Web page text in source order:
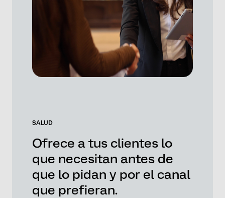
SALUD
Ofrece a tus clientes lo
que necesitan antes de
que lo pidan y por el canal
que prefieran.